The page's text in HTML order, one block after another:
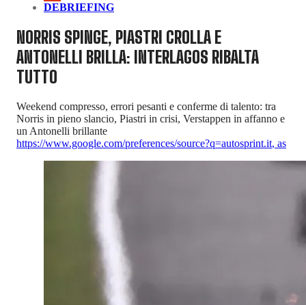
DEBRIEFING
NORRIS SPINGE, PIASTRI CROLLA E
ANTONELLI BRILLA: INTERLAGOS RIBALTA
TUTTO
Weekend compresso, errori pesanti e conferme di talento: tra
Norris in pieno slancio, Piastri in crisi, Verstappen in affanno e
un Antonelli brillante
https://www.google.com/preferences/source?q=autosprint.it, as